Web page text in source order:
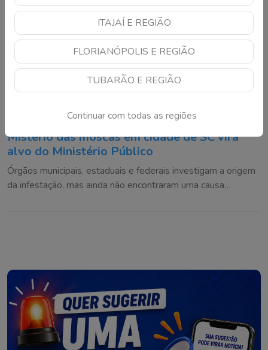
ITAJAÍ E REGIÃO
FLORIANÓPOLIS E REGIÃO
TUBARÃO E REGIÃO
Continuar com todas as regiões
Mistério das moscas em cidade de SC vira
alvo do Ministério Público
Órgãos municipais, estaduais e federais investigam a origem
da infestação, mas ainda não encontraram uma causa